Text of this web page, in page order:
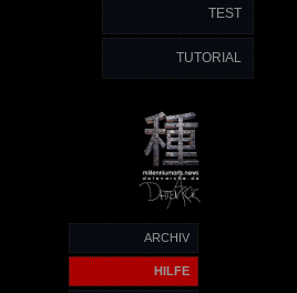
TEST
TUTORIAL
ARCHIV
HILFE